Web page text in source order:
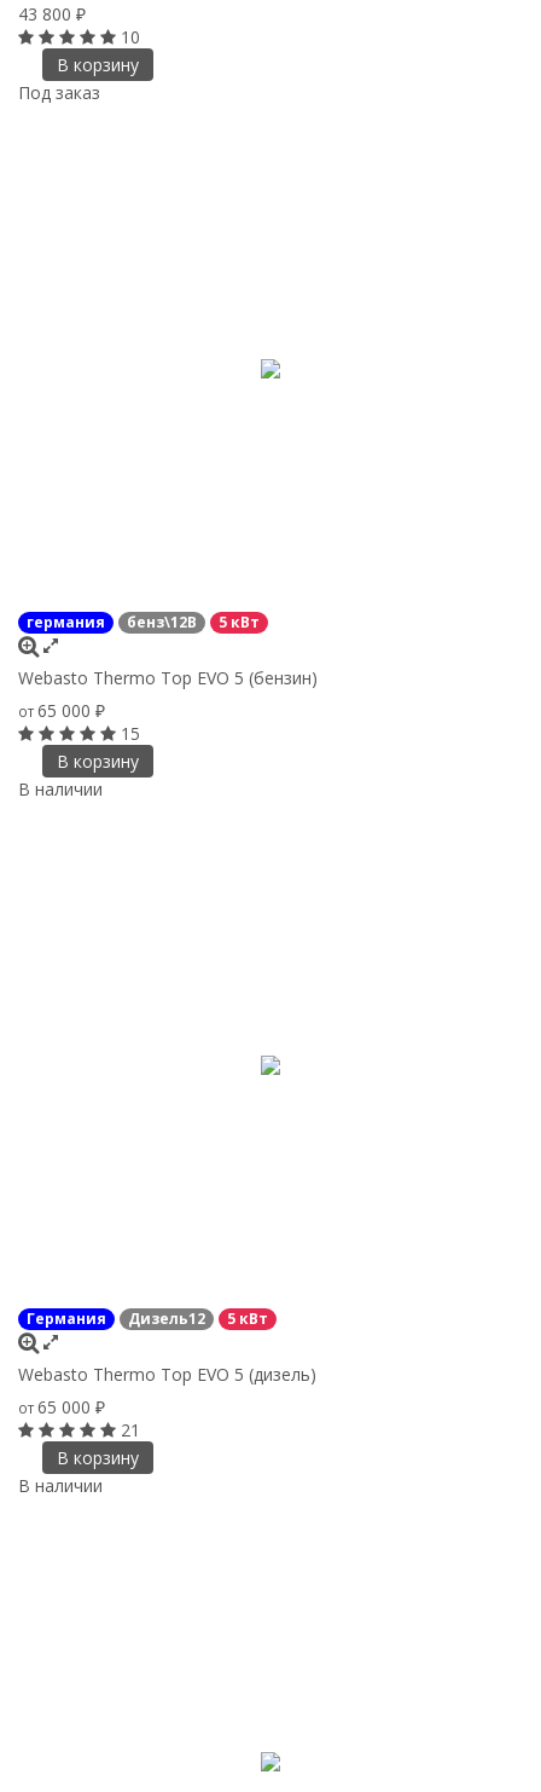
43 800 ₽
10
В корзину
Под заказ
германия бенз\12В 5 кВт
Webasto Thermo Top EVO 5 (бензин)
от65 000 ₽
15
В корзину
В наличии
Германия Дизель12 5 кВт
Webasto Thermo Top EVO 5 (дизель)
от65 000 ₽
21
В корзину
В наличии